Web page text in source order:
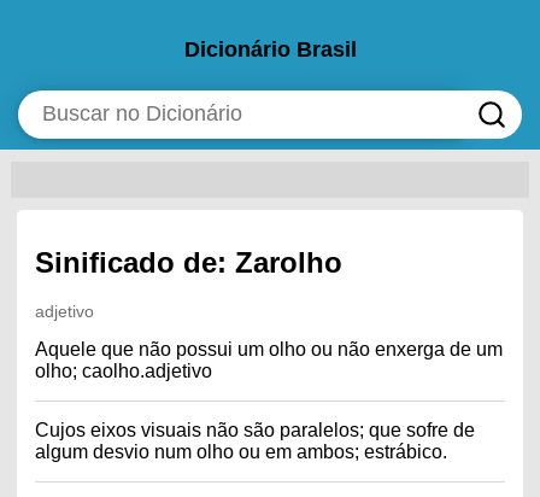
Dicionário Brasil
Sinificado de: Zarolho
adjetivo
Aquele que não possui um olho ou não enxerga de um
olho; caolho.adjetivo
Cujos eixos visuais não são paralelos; que sofre de
algum desvio num olho ou em ambos; estrábico.